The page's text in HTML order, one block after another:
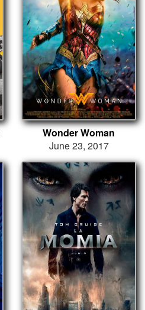
Wonder Woman
June 23, 2017